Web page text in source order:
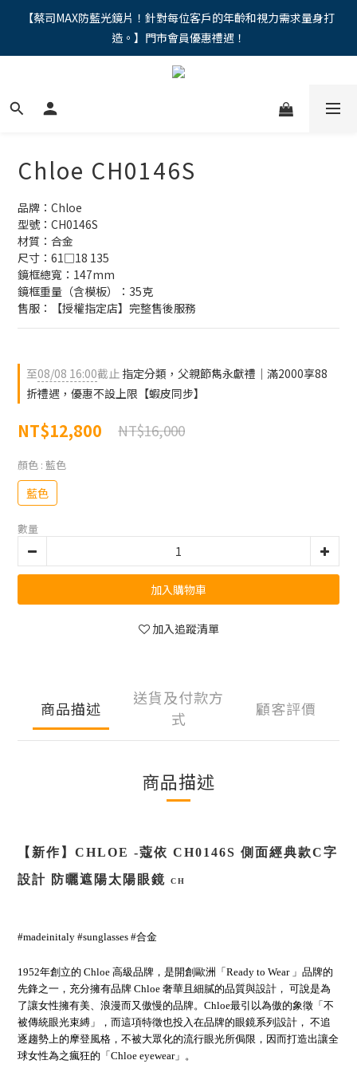
"馬年新章續寫，視界品味進階，限時禮遇 9 折無上限，12期分期
免手續費。。
【蔡司MAX防藍光鏡片！針對每位客戶的年齡和視力需求量身打
造。】門市會員優惠禮遇！
"馬年新章續寫，視界品味進階，限時禮遇 9 折無上限，12期分期
Chloe CH0146S
品牌：Chloe
型號：CH0146S
材質：合金
尺寸：61□18 135
鏡框總寬：147mm
鏡框重量（含模板）：35克
售服：【授權指定店】完整售後服務
至08/08 16:00截止 指定分類，父親節雋永獻禮｜滿2000享88
折禮遇，優惠不設上限【蝦皮同步】
NT$12,800 NT$16,000
顏色 : 藍色
藍色
數量
加入購物車
加入追蹤清單
商品描述
送貨及付款方
式
顧客評價
商品描述
【新作】 CHLOE -蔻依 CH0146S 側面經典款C字
設計 防曬遮陽太陽眼鏡
CH
#madeinitaly #sunglasses #合金
1952年創立的 Chloe 高級品牌，是開創歐洲「Ready to Wear 」品牌的
先鋒之一，充分擁有品牌 Chloe 奢華且細膩的品質與設計， 可說是為
了讓女性擁有美、浪漫而又傲慢的品牌。Chloe最引以為傲的象徵「不
被傳統眼光束縛」，而這項特徵也投入在品牌的眼鏡系列設計， 不追
逐趨勢上的摩登風格，不被大眾化的流行眼光所侷限，因而打造出讓全
球女性為之瘋狂的「Chloe eyewear」。